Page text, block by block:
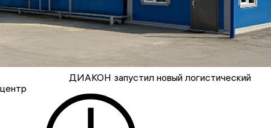
ДИАКОН запустил новый логистический
центр